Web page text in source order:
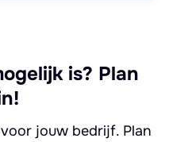
is? Plan
jouw bedrijf. Plan